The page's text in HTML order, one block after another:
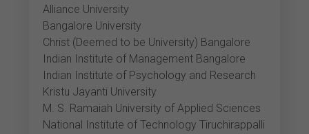
Alliance University
Bangalore University
Christ (Deemed to be University) Bangalore
Indian Institute of Management Bangalore
Indian Institute of Psychology and Research
Kristu Jayanti University
M. S. Ramaiah University of Applied Sciences
National Institute of Technology Tiruchirappalli